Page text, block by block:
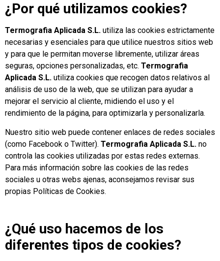
¿Por qué utilizamos cookies?
Termografia Aplicada S.L. utiliza las cookies estrictamente
necesarias y esenciales para que utilice nuestros sitios web
y para que le permitan moverse libremente, utilizar áreas
seguras, opciones personalizadas, etc. Termografia
Aplicada S.L. utiliza cookies que recogen datos relativos al
análisis de uso de la web, que se utilizan para ayudar a
mejorar el servicio al cliente, midiendo el uso y el
rendimiento de la página, para optimizarla y personalizarla.
Nuestro sitio web puede contener enlaces de redes sociales
(como Facebook o Twitter). Termografia Aplicada S.L.​​​​​​​ no
controla las cookies utilizadas por estas redes externas.
Para más información sobre las cookies de las redes
sociales u otras webs ajenas, aconsejamos revisar sus
propias Políticas de Cookies.
¿Qué uso hacemos de los
diferentes tipos de cookies?